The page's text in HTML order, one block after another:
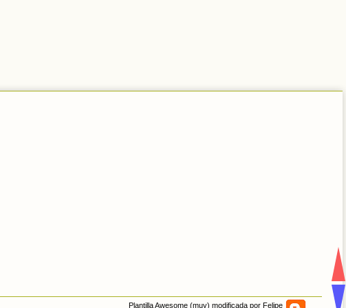
Plantilla Awesome (muy) modificada por Felipe